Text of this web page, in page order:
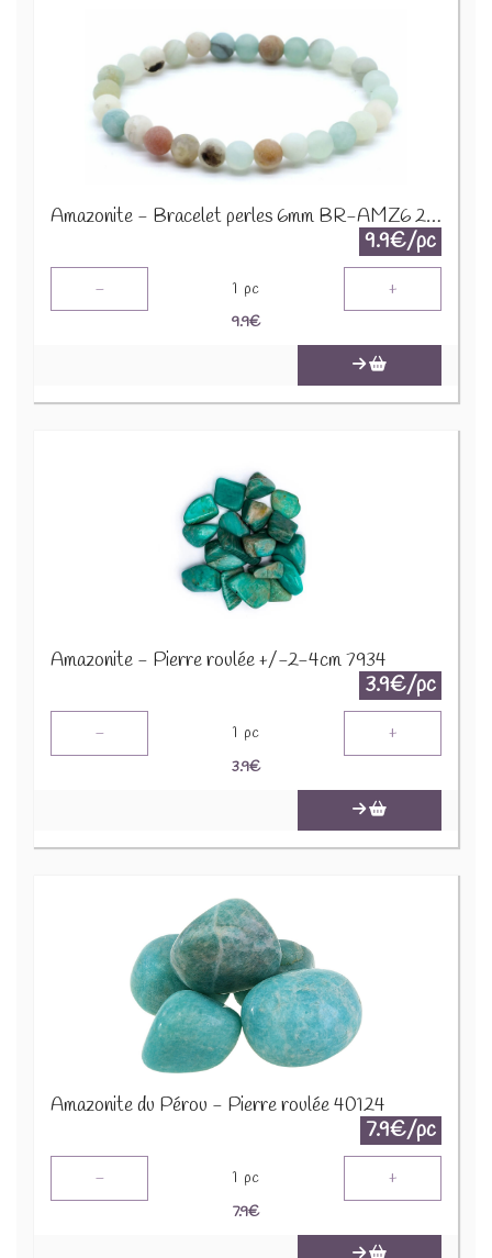
Amazonite - Bracelet perles 6mm BR-AMZ6 2274
9.9€/pc
- 1 pc +
9.9€
Amazonite - Pierre roulée +/-2-4cm 7934
3.9€/pc
- 1 pc +
3.9€
Amazonite du Pérou - Pierre roulée 40124
7.9€/pc
- 1 pc +
7.9€